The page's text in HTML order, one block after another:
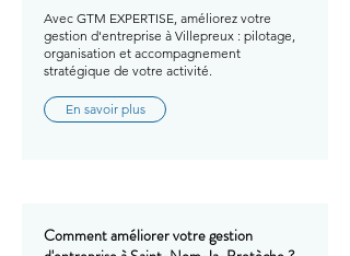
Avec GTM EXPERTISE, améliorez votre
gestion d'entreprise à Villepreux : pilotage,
organisation et accompagnement
stratégique de votre activité.
En savoir plus
Comment améliorer votre gestion